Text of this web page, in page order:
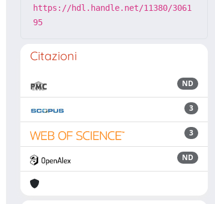
https://hdl.handle.net/11380/3061
95
Citazioni
ND
3
3
ND